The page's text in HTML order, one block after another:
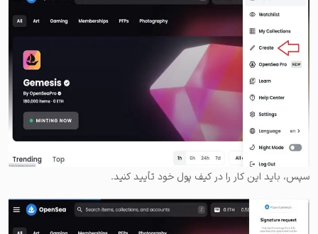
سپس، باید این کار را در کیف پول خود تأیید کنید.